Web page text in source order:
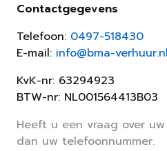
Contactgegevens
Telefoon: 0497-518430
E-mail: info@bma-verhuur.nl
KvK-nr: 63294923
BTW-nr: NL001564413B03
Heeft u een vraag over
dan uw telefoonnummer.